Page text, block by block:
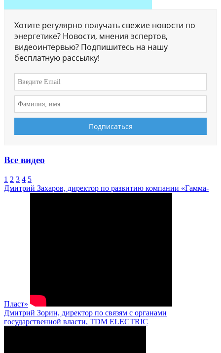
Хотите регулярно получать свежие новости по
энергетике? Новости, мнения эспертов,
видеоинтервью? Подпишитесь на нашу
бесплатную рассылку!
Все видео
1 2 3 4 5
Дмитрий Захаров, директор по развитию компании «Гамма-
Пласт»
Дмитрий Зорин, директор по связям с органами
государственной власти, TDM ELECTRIC